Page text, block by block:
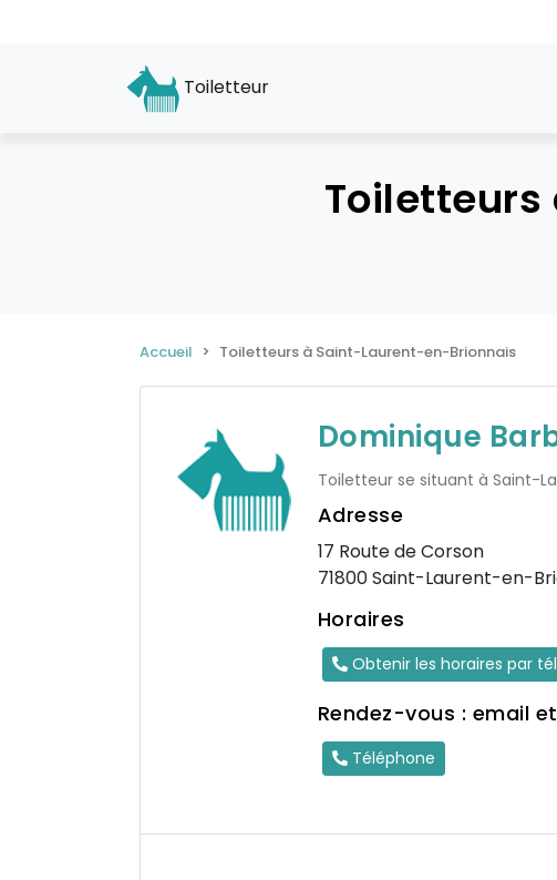
Toiletteur
Accueil Toiletteurs à Saint-Laurent-en-Brionnais
Dominique
Toiletteur se situant à Saint-
Adresse
17 Route de Corson
71800 Saint-Laurent-en-
Horaires
Obtenir les horaires par
Rendez-vous : email
Téléphone